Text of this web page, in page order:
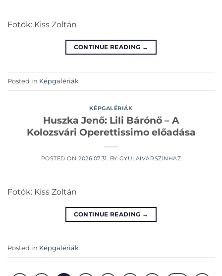
Fotók: Kiss Zoltán
CONTINUE READING →
Posted in Képgalériák
KÉPGALÉRIÁK
Huszka Jenő: Lili Bárónő – A
Kolozsvári Operettissimo előadása
POSTED ON2026.07.31. BY GYULAIVARSZINHAZ
Fotók: Kiss Zoltán
CONTINUE READING →
Posted in Képgalériák